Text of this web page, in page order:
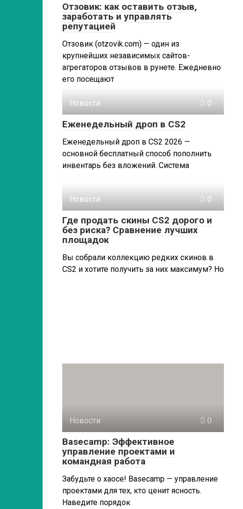
Отзовик: как оставить отзыв,
заработать и управлять
репутацией
Отзовик (otzovik.com) — один из
крупнейших независимых сайтов-
агрегаторов отзывов в рунете. Ежедневно
его посещают
Новости 0
Еженедельный дроп в CS2
Еженедельный дроп в CS2 2026 —
основной бесплатный способ пополнить
инвентарь без вложений. Система
Новости 0
Где продать скины CS2 дорого и
без риска? Сравнение лучших
площадок
Вы собрали коллекцию редких скинов в
CS2 и хотите получить за них максимум? Но
Новости 0
Basecamp: Эффективное
управление проектами и
командная работа
Забудьте о хаосе! Basecamp — управление
проектами для тех, кто ценит ясность.
Наведите порядок